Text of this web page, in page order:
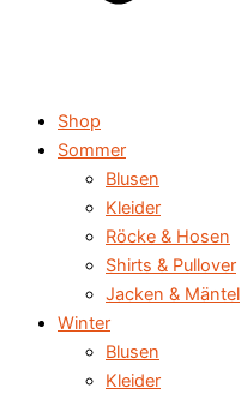
Shop
Sommer
Blusen
Kleider
Röcke & Hosen
Shirts & Pullover
Jacken & Mäntel
Winter
Blusen
Kleider